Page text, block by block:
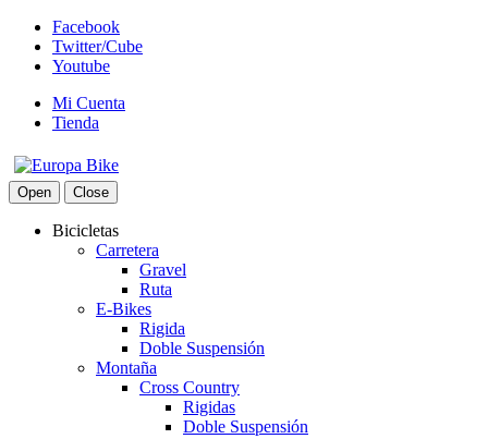
Facebook
Twitter/Cube
Youtube
Mi Cuenta
Tienda
Open Close
Bicicletas
Carretera
Gravel
Ruta
E-Bikes
Rigida
Doble Suspensión
Montaña
Cross Country
Rigidas
Doble Suspensión